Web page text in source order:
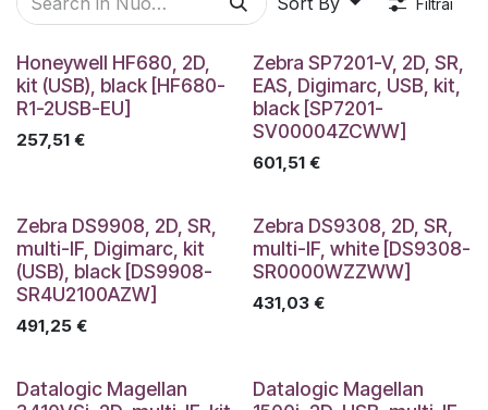
Honeywell HF680, 2D,
kit (USB), black [HF680-
R1-2USB-EU]
257,51 €
Zebra SP7201-V, 2D, SR,
EAS, Digimarc, USB, kit,
black [SP7201-
SV00004ZCWW]
601,51€
Zebra DS9908, 2D, SR,
multi-IF, Digimarc, kit
(USB), black [DS9908-
SR4U2100AZW]
491,25 €
Zebra DS9308, 2D, SR,
multi-IF, white [DS9308-
SR0000WZZWW]
431,03€
Datalogic Magellan
Datalogic Magellan